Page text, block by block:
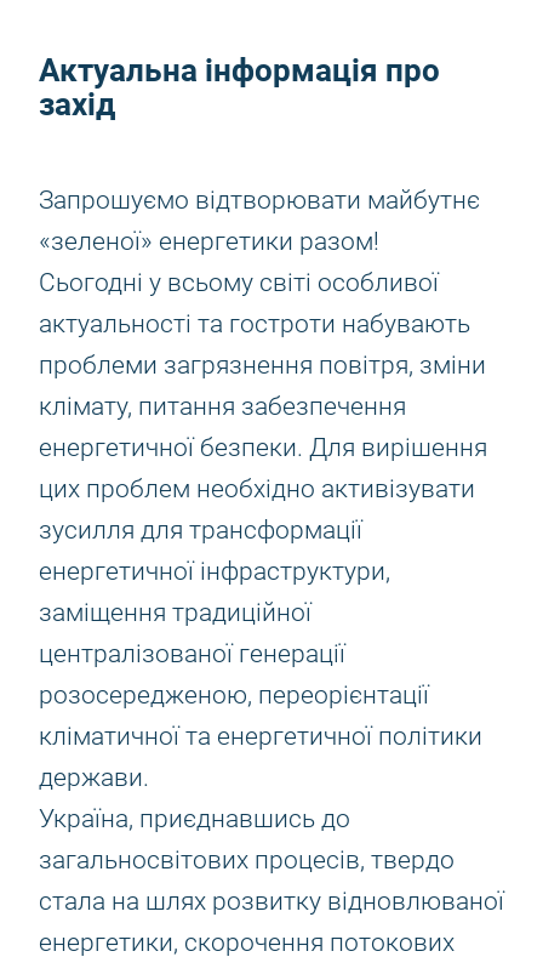
Актуальна інформація про
захід
Запрошуємо відтворювати майбутнє
«зеленої» енергетики разом!
Сьогодні у всьому світі особливої ​​
актуальності та гостроти набувають
проблеми загрязнення повітря, зміни
клімату, питання забезпечення
енергетичної безпеки. Для вирішення
цих проблем необхідно активізувати
зусилля для трансформації
енергетичної інфраструктури,
заміщення традиційної
централізованої генерації
розосередженою, переорієнтації
кліматичної та енергетичної політики
держави.
Україна, приєднавшись до
загальносвітових процесів, твердо
стала на шлях розвитку відновлюваної
енергетики, скорочення потокових